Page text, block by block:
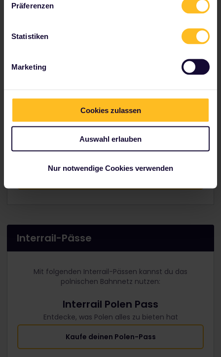
Präferenzen
Statistiken
Marketing
Cookies zulassen
Auswahl erlauben
Nur notwendige Cookies verwenden
Von dynamischen Städten und günstigem Essen bis
hin zu umwerfender Natur und beschaulichen
Interrail-Pässe
Mit folgenden Interrail-Pässen kannst du das
polnischen Bahnnetz nutzen:
Interrail Polen Pass
Entdecke, was Polen alles zu bieten hat
Kaufe deinen Polen-Pass